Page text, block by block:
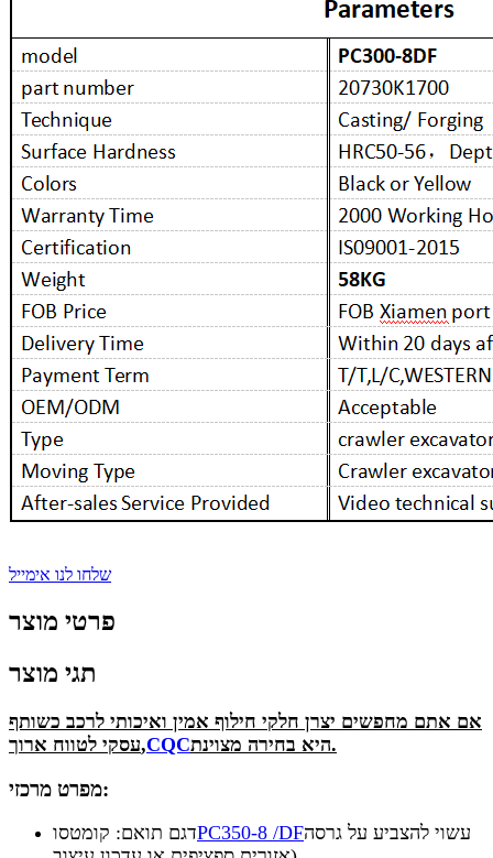
שלחו לנו אימייל
פרטי מוצר
תגי מוצר
אם אתם מחפשים יצרן חלקי חילוף אמין ואיכותי לרכב כשותף
עסקי לטווח ארוך,CQC היא בחירה מצוינת.
מפרט מרכזי:
דגם תואם: קומטסוPC350-8 /DFעשוי להצביע על גרסה